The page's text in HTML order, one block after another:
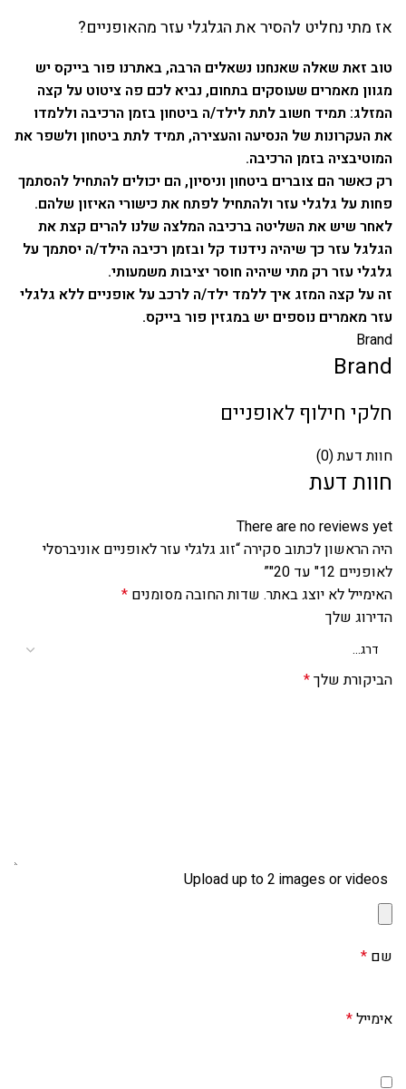
אז מתי נחליט להסיר את הגלגלי עזר מהאופניים?
טוב זאת שאלה שאנחנו נשאלים הרבה, באתרנו פור בייקס יש
מגוון מאמרים שעוסקים בתחום, נביא לכם פה ציטוט על קצה
המזלג: תמיד חשוב לתת לילד/ה ביטחון בזמן הרכיבה וללמדו
את העקרונות של הנסיעה והעצירה, תמיד לתת ביטחון ולשפר את
המוטיבציה בזמן הרכיבה.
רק כאשר הם צוברים ביטחון וניסיון, הם יכולים להתחיל להסתמך
פחות על גלגלי עזר ולהתחיל לפתח את כישורי האיזון שלהם.
לאחר שיש את השליטה ברכיבה המלצה שלנו להרים קצת את
הגלגל עזר כך שיהיה נידנוד קל ובזמן רכיבה הילד/ה יסתמך על
גלגלי עזר רק מתי שיהיה חוסר יציבות משמעותי.
זה על קצה המזג איך ללמד ילד/ה לרכב על אופניים ללא גלגלי
עזר מאמרים נוספים יש במגזין פור בייקס.
Brand
Brand
חלקי חילוף לאופניים
חוות דעת (0)
חוות דעת
There are no reviews yet
היה הראשון לכתוב סקירה “זוג גלגלי עזר לאופניים אוניברסלי
לאופניים 12" עד 20"”
האימייל לא יוצג באתר. שדות החובה מסומנים *
הדירוג שלך
הביקורת שלך*
Upload up to 2 images or videos
שם *
אימייל*